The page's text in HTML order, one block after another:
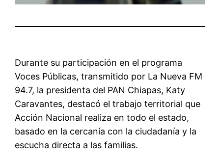
Durante su participación en el programa
Voces Públicas, transmitido por La Nueva FM
94.7, la presidenta del PAN Chiapas, Katy
Caravantes, destacó el trabajo territorial que
Acción Nacional realiza en todo el estado,
basado en la cercanía con la ciudadanía y la
escucha directa a las familias.